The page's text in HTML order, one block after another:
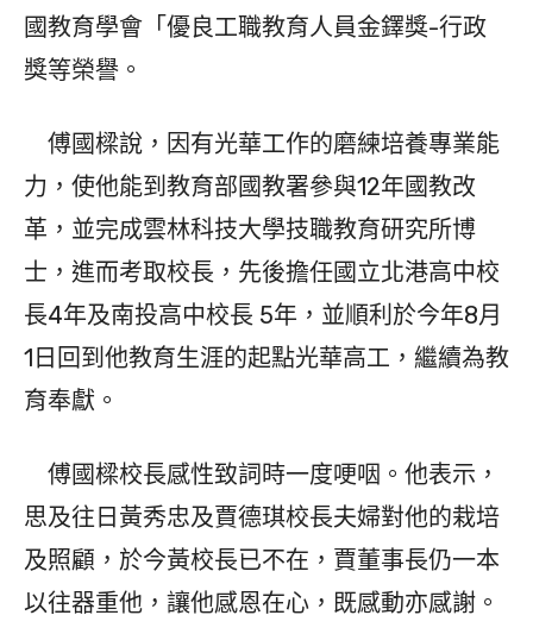
國教育學會「優良工職教育人員金鐸獎-行政
獎等榮譽。
傅國樑說，因有光華工作的磨練培養專業能
力，使他能到教育部國教署參與12年國教改
革，並完成雲林科技大學技職教育研究所博
士，進而考取校長，先後擔任國立北港高中校
長4年及南投高中校長 5年，並順利於今年8月
1日回到他教育生涯的起點光華高工，繼續為教
育奉獻。
傅國樑校長感性致詞時一度哽咽。他表示，
思及往日黃秀忠及賈德琪校長夫婦對他的栽培
及照顧，於今黃校長已不在，賈董事長仍一本
以往器重他，讓他感恩在心，既感動亦感謝。